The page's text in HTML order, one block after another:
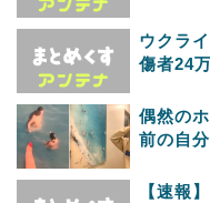
ウクラ
傷者24
偶然の
前の自
【速報